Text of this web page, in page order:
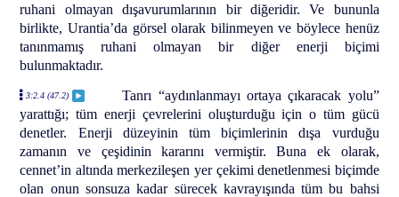
ruhani olmayan dışavurumlarının bir diğeridir. Ve bununla
birlikte, Urantia’da görsel olarak bilinmeyen ve böylece henüz
tanınmamış ruhani olmayan bir diğer enerji biçimi
bulunmaktadır.
3:2.4 (47.2)
Tanrı “aydınlanmayı ortaya çıkaracak yolu”
yarattığı; tüm enerji çevrelerini oluşturduğu için o tüm gücü
denetler. Enerji düzeyinin tüm biçimlerinin dışa vurduğu
zamanın ve çeşidinin kararını vermiştir. Buna ek olarak,
cennet’in altında merkezileşen yer çekimi denetlenmesi biçimde
olan onun sonsuza kadar sürecek kavrayışında tüm bu bahsi